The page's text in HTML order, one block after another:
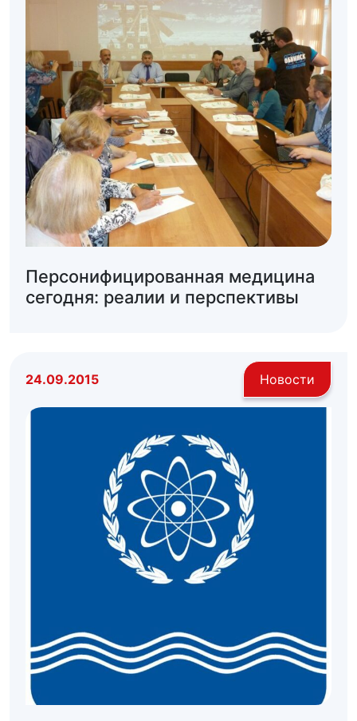
Персонифицированная медицина
сегодня: реалии и перспективы
24.09.2015 Новости